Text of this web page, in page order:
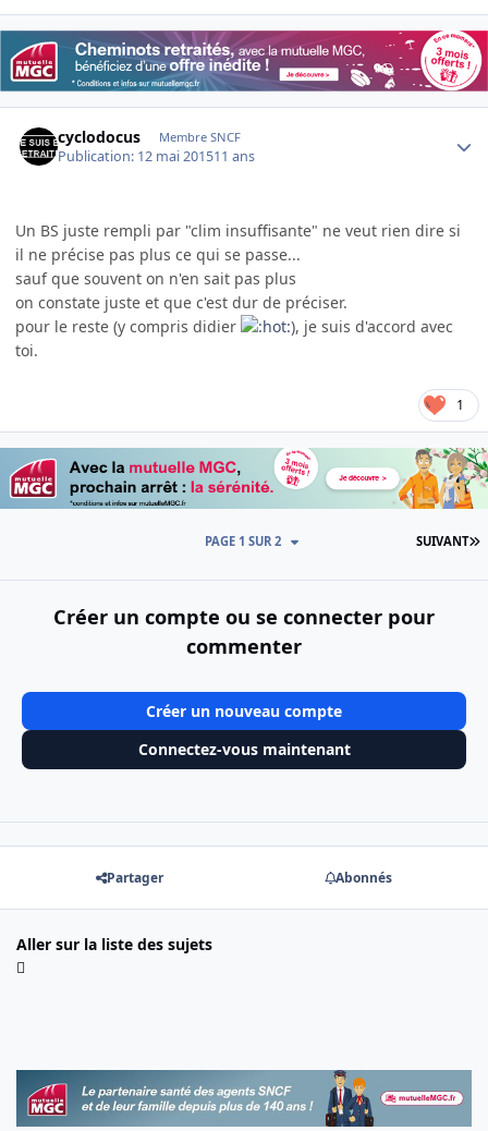
cyclodocus Membre SNCF
Publication: 12 mai 201511 ans
Un BS juste rempli par "clim insuffisante" ne veut rien dire si
il ne précise pas plus ce qui se passe...
sauf que souvent on n'en sait pas plus
on constate juste et que c'est dur de préciser.
pour le reste (y compris didier
), je suis d'accord avec
toi.
1
SUIVANT
PAGE 1 SUR 2
Créer un compte ou se connecter pour
commenter
Créer un nouveau compte
Connectez-vous maintenant
Partager Abonnés
Aller sur la liste des sujets